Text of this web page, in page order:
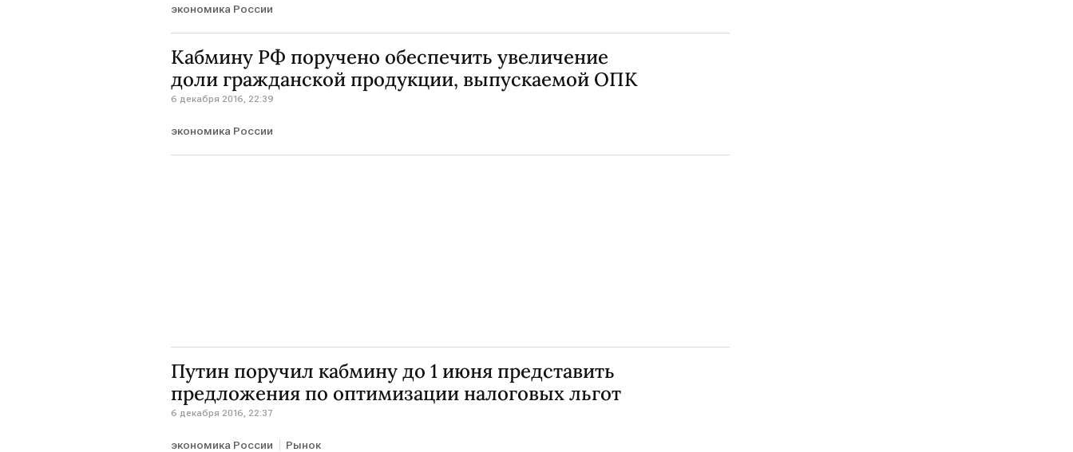
экономика России
Кабмину РФ поручено обеспечить увеличение
доли гражданской продукции, выпускаемой ОПК
6 декабря 2016, 22:39
экономика России
Путин поручил кабмину до 1 июня представить
предложения по оптимизации налоговых льгот
6 декабря 2016, 22:37
экономика России Рынок